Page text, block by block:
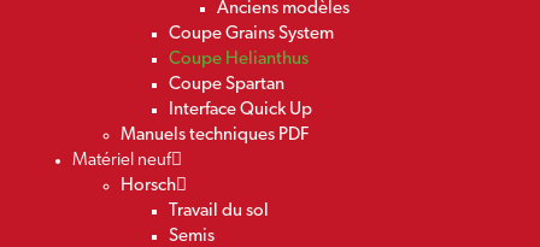
Anciens modèles
Coupe Grains System
Coupe Helianthus
Coupe Spartan
Interface Quick Up
Manuels techniques PDF
Matériel neuf
Horsch
Travail du sol
Semis